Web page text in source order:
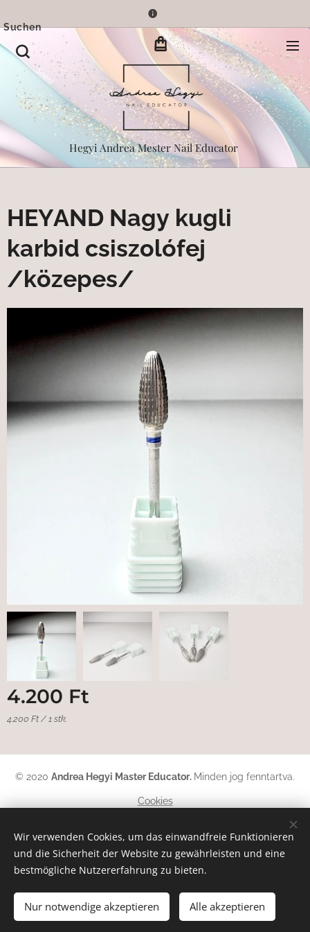
Hegyi Andrea Mester Nail Educator
Suchen
HEYAND Nagy kugli
karbid csiszolófej
/közepes/
4.200 Ft
4.200 Ft / 1 stk.
Zum Warenkorb hinzufügen
© 2020 Andrea Hegyi Master Educator. Minden jog fenntartva.
Cookies
Sprachen
Magyar
English Deutsch
Wir verwenden Cookies, um das einwandfreie Funktionieren
und die Sicherheit der Website zu gewährleisten und eine
bestmögliche Nutzererfahrung zu bieten.
Nur notwendige akzeptieren Alle akzeptieren